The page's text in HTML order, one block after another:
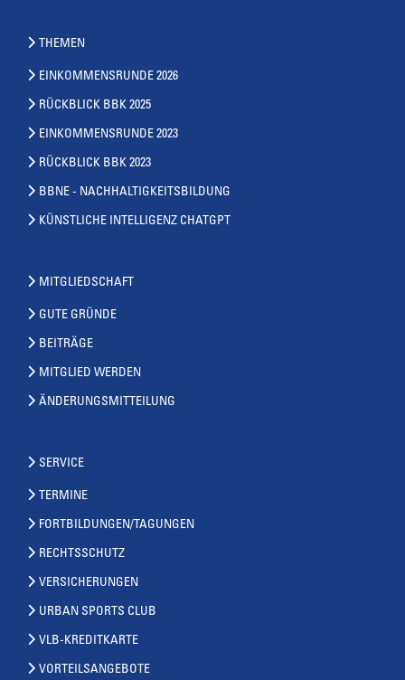
THEMEN
EINKOMMENSRUNDE 2026
RÜCKBLICK BBK 2025
EINKOMMENSRUNDE 2023
RÜCKBLICK BBK 2023
BBNE - NACHHALTIGKEITSBILDUNG
KÜNSTLICHE INTELLIGENZ CHATGPT
MITGLIEDSCHAFT
GUTE GRÜNDE
BEITRÄGE
MITGLIED WERDEN
ÄNDERUNGSMITTEILUNG
SERVICE
TERMINE
FORTBILDUNGEN/TAGUNGEN
RECHTSSCHUTZ
VERSICHERUNGEN
URBAN SPORTS CLUB
VLB-KREDITKARTE
VORTEILSANGEBOTE